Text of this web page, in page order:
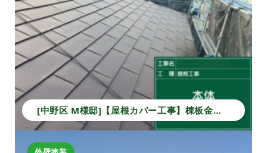
[中野区 M様邸]【屋根カバー工事】棟板金から本体葺きまでの施工事例｜安心の防水・耐久性アップ